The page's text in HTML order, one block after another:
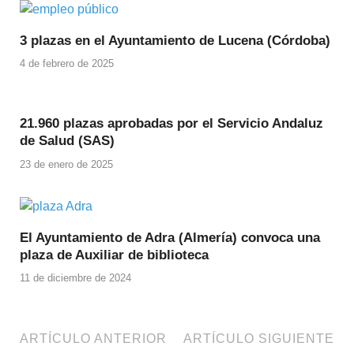
3 plazas en el Ayuntamiento de Lucena (Córdoba)
4 de febrero de 2025
21.960 plazas aprobadas por el Servicio Andaluz
de Salud (SAS)
23 de enero de 2025
El Ayuntamiento de Adra (Almería) convoca una
plaza de Auxiliar de biblioteca
11 de diciembre de 2024
ARTÍCULO ANTERIOR
ARTÍCULO SIGUIENTE